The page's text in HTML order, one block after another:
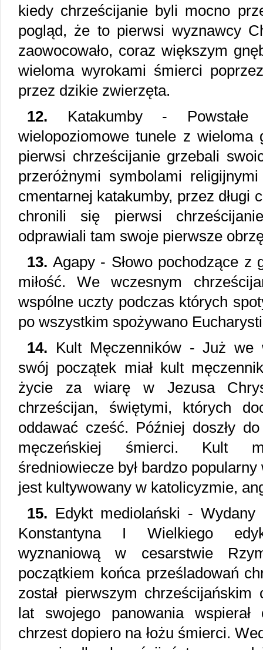
kiedy chrześcijanie byli mocno
pogląd, że to pierwsi wyznawcy
zaowocowało, coraz większym
wieloma wyrokami śmierci
przez dzikie zwierzęta.
12. Katakumby - Powstałe
wielopoziomowe tunele z wieloma
pierwsi chrześcijanie grzebali
przeróżnymi symbolami
cmentarnej katakumby, przez długi
chronili się pierwsi
odprawiali tam swoje pierwsze
13. Agapy - Słowo pochodzące z
miłość. We wczesnym
wspólne uczty podczas których
po wszystkim spożywano
14. Kult Męczenników - Już we
swój początek miał kult
życie za wiarę w Jezusa
chrześcijan, świętymi, których
oddawać cześć. Później doszły
męczeńskiej śmierci. Kult
średniowiecze był bardzo
jest kultywowany w katolicyzmie,
15. Edykt mediolański -
Konstantyna I Wielkiego
wyznaniową w cesarstwie
początkiem końca prześladowań
został pierwszym
lat swojego panowania
chrzest dopiero na łożu śmierci.